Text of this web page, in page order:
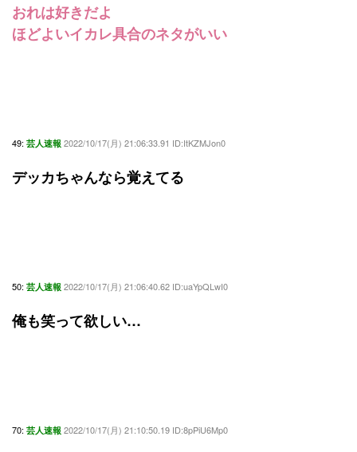
おれは好きだよ
ほどよいイカレ具合のネタがいい
49: 芸人速報 2022/10/17(月) 21:06:33.91 ID:ItKZMJon0
デッカちゃんなら覚えてる
50: 芸人速報 2022/10/17(月) 21:06:40.62 ID:uaYpQLwI0
俺も笑って欲しい…
70: 芸人速報 2022/10/17(月) 21:10:50.19 ID:8pPiU6Mp0